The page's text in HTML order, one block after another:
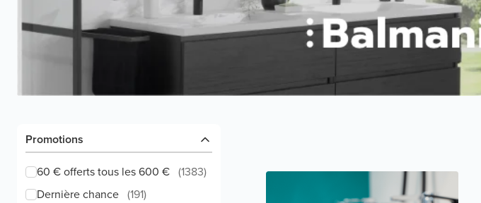
Promotions
60 € offerts tous les 600 € (1383)
Dernière chance (191)